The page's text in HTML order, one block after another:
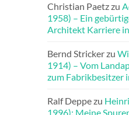
Christian Paetzzu
1958) – Ein
Architekt Karriere
Bernd Strickerzu
1914) – Vom
zum Fabrikbesitzer
Ralf Deppezu
1996): Meine